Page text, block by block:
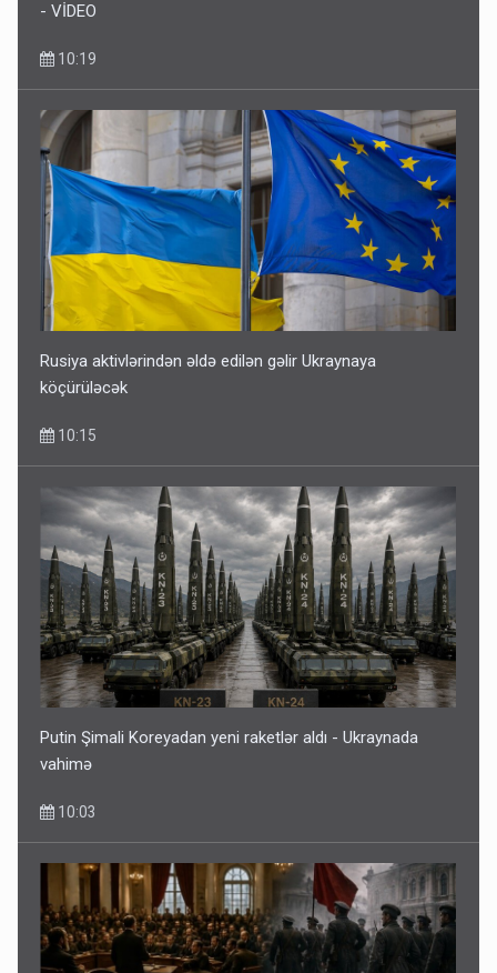
- VİDEO
10:19
Rusiya aktivlərindən əldə edilən gəlir Ukraynaya
köçürüləcək
10:15
Putin Şimali Koreyadan yeni raketlər aldı - Ukraynada
vahimə
10:03